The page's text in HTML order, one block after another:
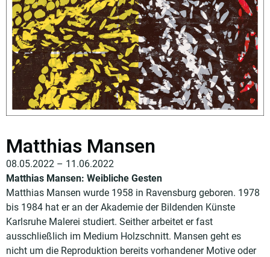
Matthias Mansen
08.05.2022 – 11.06.2022
Matthias Mansen: Weibliche Gesten
Matthias Mansen wurde 1958 in Ravensburg geboren. 1978
bis 1984 hat er an der Akademie der Bildenden Künste
Karlsruhe Malerei studiert. Seither arbeitet er fast
ausschließlich im Medium Holzschnitt. Mansen geht es
nicht um die Reproduktion bereits vorhandener Motive oder